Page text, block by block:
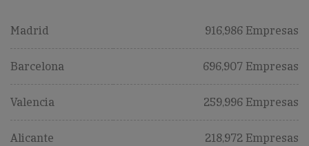
Madrid 916,986 Empresas
Barcelona 696,907 Empresas
Valencia 259,996 Empresas
Alicante 218,972 Empresas